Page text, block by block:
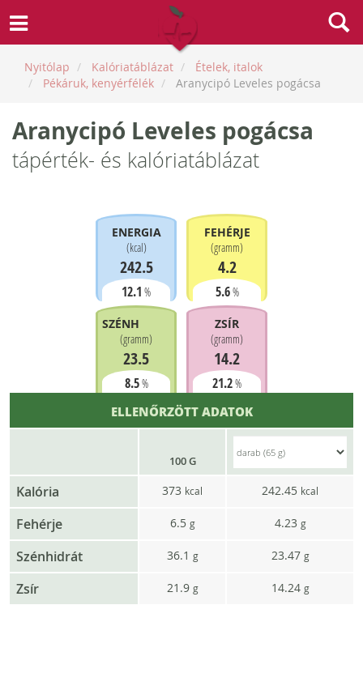
Nyitólap Kalóriatáblázat
Ételek, italok
Pékáruk, kenyérfélék
Aranycipó Leveles pogácsa
Aranycipó Leveles pogácsa
tápérték- és kalóriatáblázat
ENERGIA
(kcal)
242.5
12.1 %
FEHÉRJE
(gramm)
4.2
5.6%
SZÉNHIDRÁT
(gramm)
23.5
8.5%
ZSÍR
(gramm)
14.2
21.2%
ELLENŐRZÖTT ADATOK
100 G
Kalória 373 kcal 242.45 kcal
Fehérje 6.5 g 4.23 g
Szénhidrát 36.1 g 23.47 g
Zsír 21.9 g 14.24 g